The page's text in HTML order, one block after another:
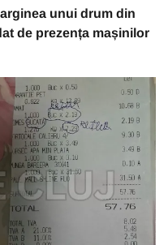
unui drum din
de prezența mașinilor